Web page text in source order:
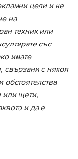
цели и не
на
техник или
със
имате
свързани с някоя
обстоятелства
или щети,
и да е